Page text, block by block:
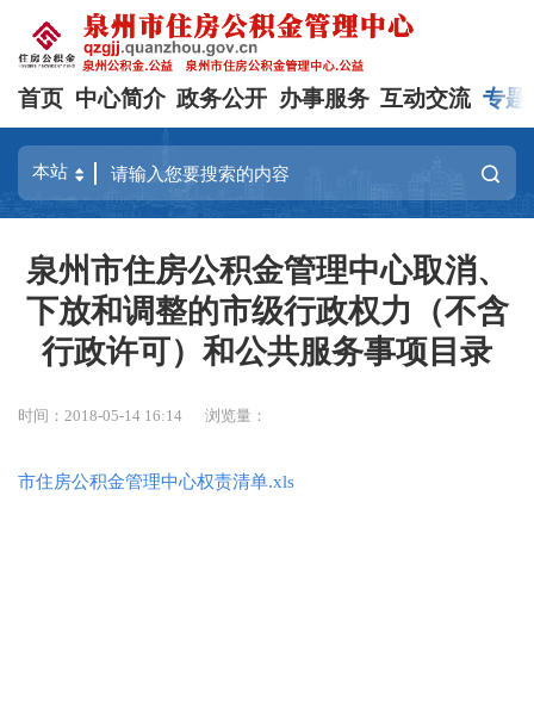
首页 中心简介 政务公开 办事服务 互动交流 专题
泉州市住房公积金管理中心取消、
下放和调整的市级行政权力（不含
行政许可）和公共服务事项目录
时间：2018-05-14 16:14 浏览量：
市住房公积金管理中心权责清单.xls